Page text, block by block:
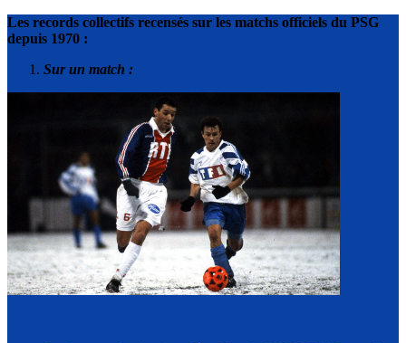
Les records collectifs recensés sur les matchs officiels du PSG
depuis 1970 :
Sur un match :